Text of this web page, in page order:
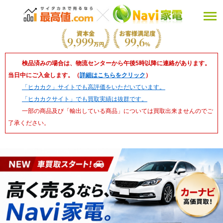
検品済みの場合は、物流センターから午後5時以降に連絡があります。
当日中にご入金します。（詳細はこちらをクリック ）
「ヒカカク」サイトでも高評価をいただいています。
「ヒカカクサイト」でも買取実績は抜群です。
一部の商品及び「輸出している商品」については買取出来ませんのでご
了承ください。